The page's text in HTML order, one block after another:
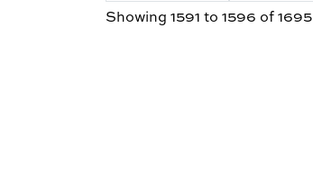
Showing 1591 to 1596 of 1695